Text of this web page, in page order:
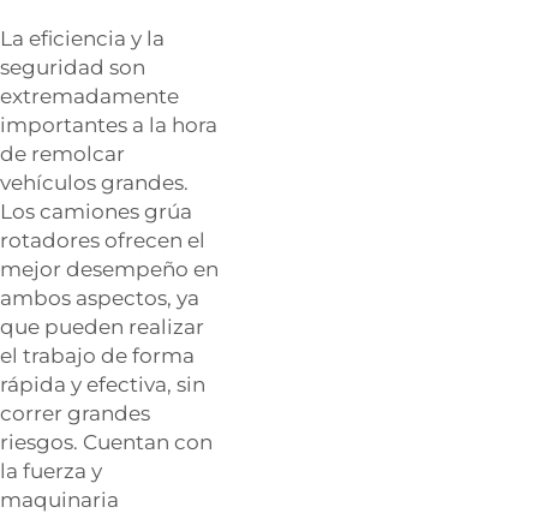
La eficiencia y la
seguridad son
extremadamente
importantes a la hora
de remolcar
vehículos grandes.
Los camiones grúa
rotadores ofrecen el
mejor desempeño en
ambos aspectos, ya
que pueden realizar
el trabajo de forma
rápida y efectiva, sin
correr grandes
riesgos. Cuentan con
la fuerza y
maquinaria